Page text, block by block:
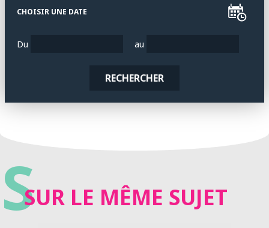
CHOISIR UNE DATE
Du au
RECHERCHER
SSUR LE MÊME SUJET